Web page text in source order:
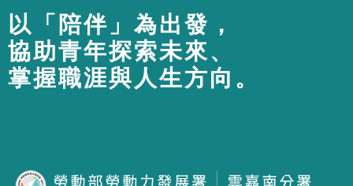
以「陪伴」為出發，
協助青年探索未來、
掌握職涯與人生方向。